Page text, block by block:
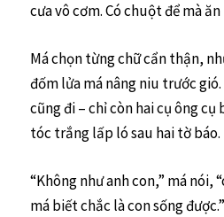
cưa vô cơm. Có chuột để mà ăn
Má chọn từng chữ cẩn thận,
đốm lửa má nâng niu trước
cũng đi – chỉ còn hai cụ ông
tóc trắng lấp ló sau hai tờ báo.
“Không như anh con,” má nói,
má biết chắc là con sống được.”